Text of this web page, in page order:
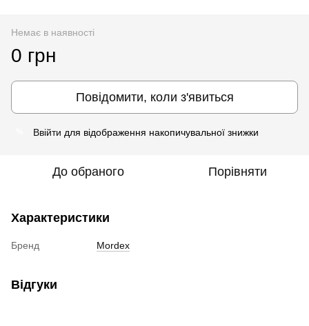
Немає в наявності
0 грн
Повідомити, коли з'явиться
Ввійти для відображення накопичувальної знижки
До обраного Порівняти
Характеристики
Бренд Mordex
Відгуки